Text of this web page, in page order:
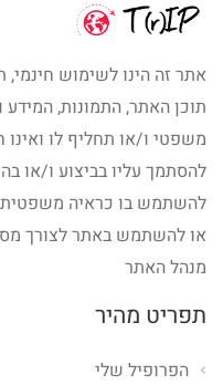
אתר זה הינו לשימוש חינמי,
תוכן האתר, התמונות, המידע
משפטי ו/או תחליף לו ואינו
להסתמך עליו בביצוע ו/או
להשתמש בו כראיה משפטית
או להשתמש באתר לצורך
מנהל האתר
תפריט מהיר
הפרופיל שלי